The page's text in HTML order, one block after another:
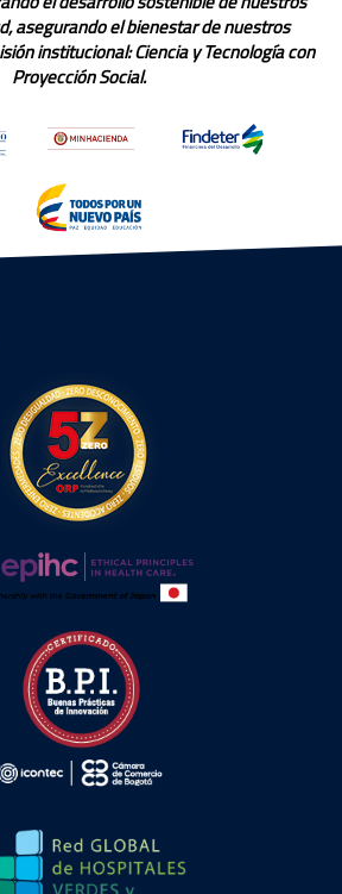
asegurando el bienestar de nuestros
institucional: Ciencia y Tecnología con
Proyección Social.